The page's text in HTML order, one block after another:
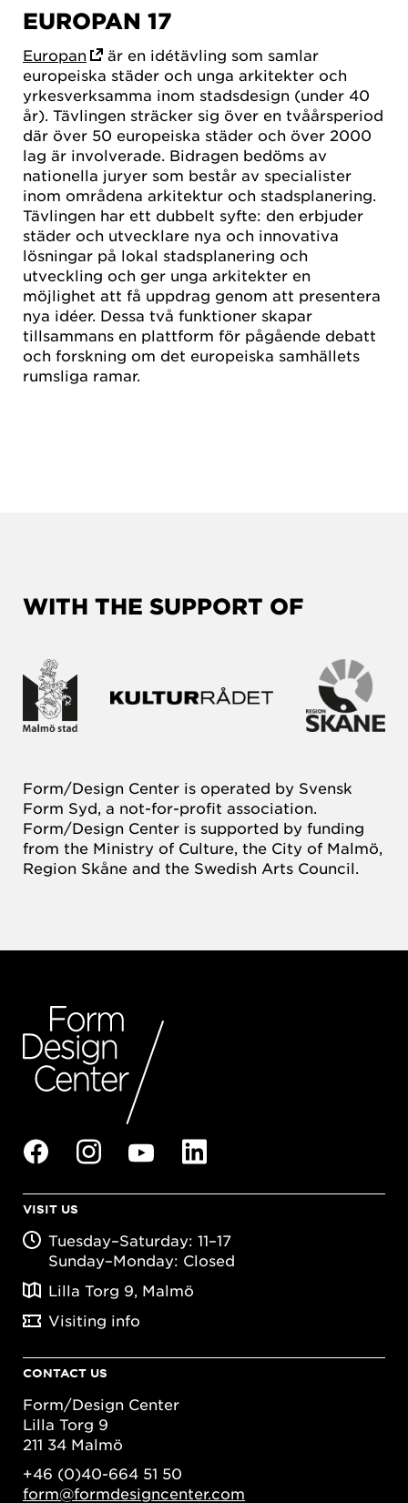
EUROPAN 17
Europan
är en idétävling som samlar
europeiska städer och unga arkitekter och
yrkesverksamma inom stadsdesign (under 40
år). Tävlingen sträcker sig över en tvåårsperiod
där över 50 europeiska städer och över 2000
lag är involverade. Bidragen bedöms av
nationella juryer som består av specialister
inom områdena arkitektur och stadsplanering.
Tävlingen har ett dubbelt syfte: den erbjuder
städer och utvecklare nya och innovativa
lösningar på lokal stadsplanering och
utveckling och ger unga arkitekter en
möjlighet att få uppdrag genom att presentera
nya idéer. Dessa två funktioner skapar
tillsammans en plattform för pågående debatt
och forskning om det europeiska samhällets
rumsliga ramar.
WITH THE SUPPORT OF
Form/Design Center is operated by Svensk
Form Syd, a not-for-profit association.
Form/Design Center is supported by funding
from the Ministry of Culture, the City of Malmö,
Region Skåne and the Swedish Arts Council.
VISIT US
Tuesday–Saturday: 11–17
Sunday–Monday: Closed
Lilla Torg 9, Malmö
Visiting info
CONTACT US
Form/Design Center
Lilla Torg 9
211 34 Malmö
+46 (0)40-664 51 50
form@formdesigncenter.com